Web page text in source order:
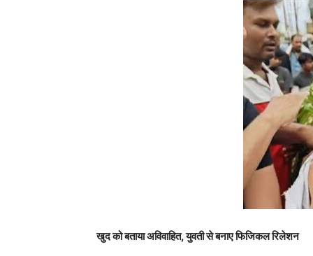
खुद को बताया अविवाहित, युवती से बनाए फिजिकल रिलेशन